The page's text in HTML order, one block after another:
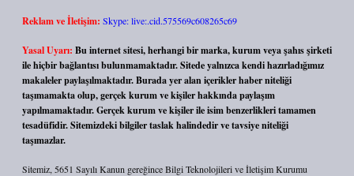
Reklam ve İletişim: Skype: live:.cid.575569c608265c69
Yasal Uyarı: Bu internet sitesi, herhangi bir marka, kurum veya şahıs şirketi
ile hiçbir bağlantısı bulunmamaktadır. Sitede yalnızca kendi hazırladığımız
makaleler paylaşılmaktadır. Burada yer alan içerikler haber niteliği
taşımamakta olup, gerçek kurum ve kişiler hakkında paylaşım
yapılmamaktadır. Gerçek kurum ve kişiler ile isim benzerlikleri tamamen
tesadüfidir. Sitemizdeki bilgiler taslak halindedir ve tavsiye niteliği
taşımazlar.
Sitemiz, 5651 Sayılı Kanun gereğince Bilgi Teknolojileri ve İletişim Kurumu